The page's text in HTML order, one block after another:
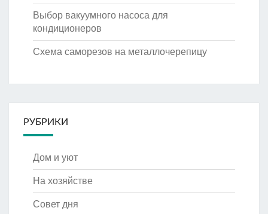
Выбор вакуумного насоса для
кондиционеров
Схема саморезов на металлочерепицу
РУБРИКИ
Дом и уют
На хозяйстве
Совет дня